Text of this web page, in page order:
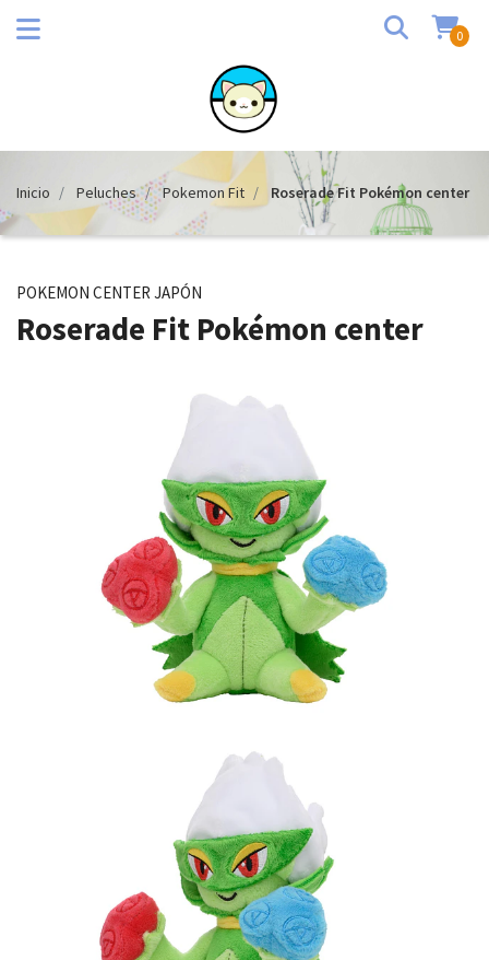
0
Inicio Peluches Pokemon Fit Roserade Fit Pokémon center
POKEMON CENTER JAPÓN
Roserade Fit Pokémon center